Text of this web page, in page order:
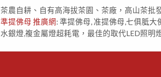
茶農自耕、自有高海拔茶園、茶廠，高山茶批
準提佛母 推廣網: 準提佛母, 准提佛母,七俱胝
水銀燈,複金屬燈超耗電，最佳的取代LED照明